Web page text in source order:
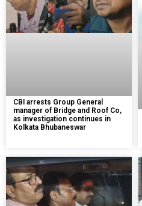
CBI arrests Group General
manager of Bridge and Roof Co,
as investigation continues in
Kolkata Bhubaneswar